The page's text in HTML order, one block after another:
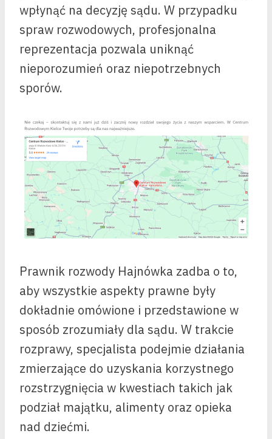
wpłynąć na decyzję sądu. W przypadku
spraw rozwodowych, profesjonalna
reprezentacja pozwala uniknąć
nieporozumień oraz niepotrzebnych
sporów.
Prawnik rozwody Hajnówka zadba o to,
aby wszystkie aspekty prawne były
dokładnie omówione i przedstawione w
sposób zrozumiały dla sądu. W trakcie
rozprawy, specjalista podejmie działania
zmierzające do uzyskania korzystnego
rozstrzygnięcia w kwestiach takich jak
podział majątku, alimenty oraz opieka
nad dziećmi.